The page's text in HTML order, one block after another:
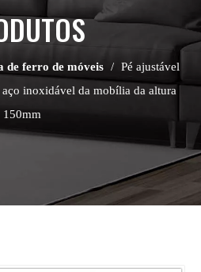
de ferro de móveis / Pé ajustável
inoxidável da mobília da altura
150mm